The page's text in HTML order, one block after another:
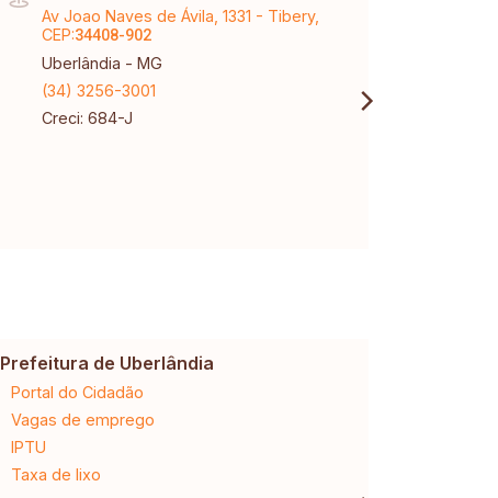
Av Joao Naves de Ávila, 1331 - Tibery,
CEP:34408-902
Uberlândia - MG
(34) 3256-3001
Creci: 684-J
Prefeitura de Uberlândia
Portal do Cidadão
Vagas de emprego
IPTU
Taxa de lixo